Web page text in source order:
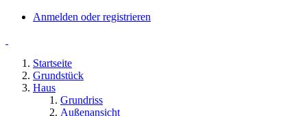
Anmelden oder registrieren
Startseite
Grundstück
Haus
Grundriss
Außenansicht